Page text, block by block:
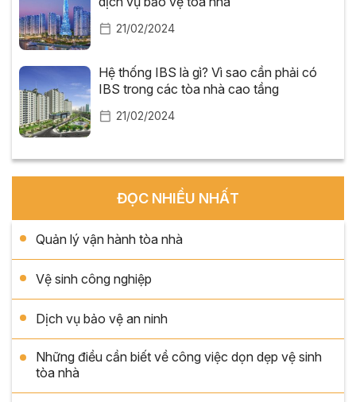
21/02/2024
Hệ thống IBS là gì? Vì sao cần phải có
IBS trong các tòa nhà cao tầng
21/02/2024
ĐỌC NHIỀU NHẤT
Quản lý vận hành tòa nhà
Vệ sinh công nghiệp
Dịch vụ bảo vệ an ninh
Những điều cần biết về công việc dọn dẹp vệ sinh
tòa nhà